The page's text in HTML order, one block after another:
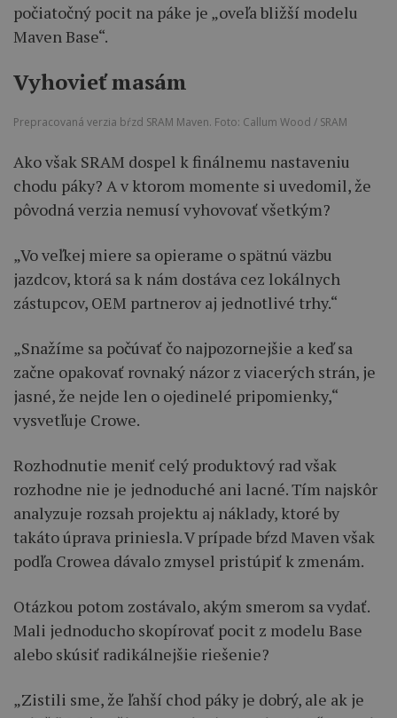
počiatočný pocit na páke je „oveľa bližší modelu
Maven Base“.
Vyhovieť masám
Prepracovaná verzia bŕzd SRAM Maven. Foto: Callum Wood / SRAM
Ako však SRAM dospel k finálnemu nastaveniu
chodu páky? A v ktorom momente si uvedomil, že
pôvodná verzia nemusí vyhovovať všetkým?
„Vo veľkej miere sa opierame o spätnú väzbu
jazdcov, ktorá sa k nám dostáva cez lokálnych
zástupcov, OEM partnerov aj jednotlivé trhy.“
„Snažíme sa počúvať čo najpozornejšie a keď sa
začne opakovať rovnaký názor z viacerých strán, je
jasné, že nejde len o ojedinelé pripomienky,“
vysvetľuje Crowe.
Rozhodnutie meniť celý produktový rad však
rozhodne nie je jednoduché ani lacné. Tím najskôr
analyzuje rozsah projektu aj náklady, ktoré by
takáto úprava priniesla. V prípade bŕzd Maven však
podľa Crowea dávalo zmysel pristúpiť k zmenám.
Otázkou potom zostávalo, akým smerom sa vydať.
Mali jednoducho skopírovať pocit z modelu Base
alebo skúsiť radikálnejšie riešenie?
„Zistili sme, že ľahší chod páky je dobrý, ale ak je